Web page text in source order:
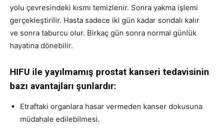
yolu çevresindeki kısmı temizlenir. Sonra yakma işlemi
gerçekleştirilir. Hasta sadece iki gün kadar sondalı kalır
ve sonra taburcu olur. Birkaç gün sonra normal günlük
hayatına dönebilir.
HIFU ile yayılmamış prostat kanseri tedavisinin
bazı avantajları şunlardır:
Etraftaki organlara hasar vermeden kanser dokusuna
müdahale edilebilmesi.